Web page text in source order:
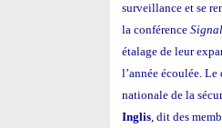
surveillance et se
la conférence
étalage de leur
l’année écoulée.
nationale de la
Inglis, dit des